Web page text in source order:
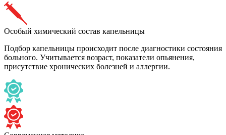
Особый химический состав капельницы
Подбор капельницы происходит после диагностики состояния
больного. Учитывается возраст, показатели опьянения,
присутствие хронических болезней и аллергии.